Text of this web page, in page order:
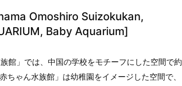
Omoshiro Suizokukan,
Baby Aquarium]
館」では、中国の学校をモチーフにした空間で約
ゃん水族館」は幼稚園をイメージした空間で、